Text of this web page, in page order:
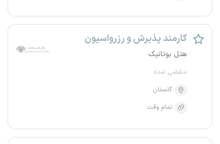
کارمند پذیرش و رزرواسیون
هتل بوتانیک
منقضی شده
گلستان
تمام وقت